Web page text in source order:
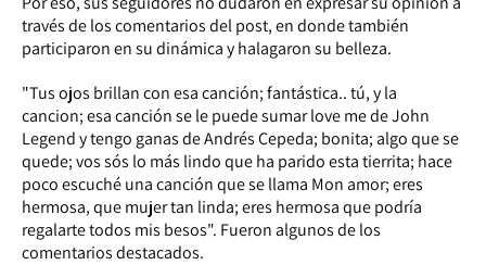
través de los comentarios del post, en donde también
participaron en su dinámica y halagaron su belleza.
"Tus ojos brillan con esa canción; fantástica.. tú, y la
cancion; esa canción se le puede sumar love me de John
Legend y tengo ganas de Andrés Cepeda; bonita; algo que se
quede; vos sós lo más lindo que ha parido esta tierrita; hace
poco escuché una canción que se llama Mon amor; eres
hermosa, que mujer tan linda; eres hermosa que podría
regalarte todos mis besos". Fueron algunos de los
comentarios destacados.